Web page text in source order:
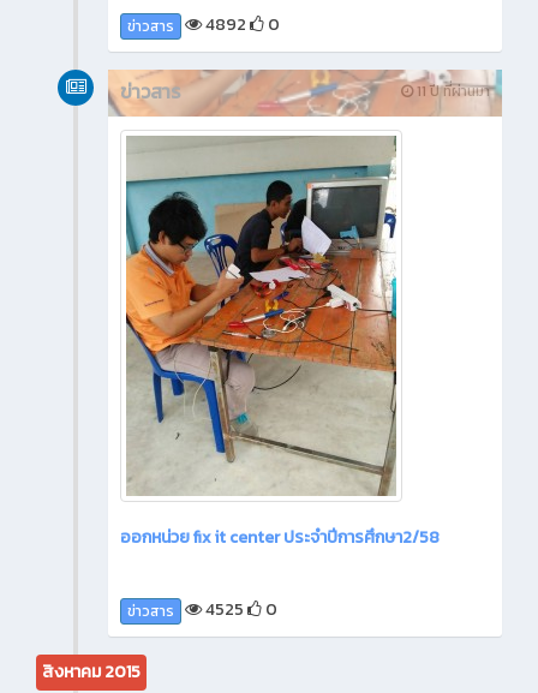
ข่าวสาร 4892 0
11 ปี ที่ผ่านมา
ข่าวสาร
ออกหน่วย fix it center ประจำปีการศึกษา2/58
ข่าวสาร 4525 0
สิงหาคม 2015